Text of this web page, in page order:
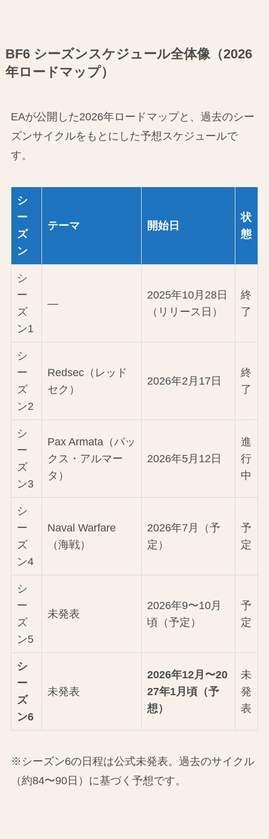
BF6 シーズンスケジュール全体像（2026
年ロードマップ）
EAが公開した2026年ロードマップと、過去のシー
ズンサイクルをもとにした予想スケジュールで
す。
シ
ー
ズ
ン
テーマ 開始日
状
態
シ
ー
ズ
ン1
—
2025年10月28日
（リリース日）
終
了
シ
ー
ズ
ン2
Redsec（レッド
セク）
2026年2月17日
終
了
シ
ー
ズ
ン3
Pax Armata（パッ
クス・アルマー
タ）
2026年5月12日
進
行
中
シ
ー
ズ
ン4
Naval Warfare
（海戦）
2026年7月（予
定）
予
定
シ
ー
ズ
ン5
未発表
2026年9〜10月
頃（予定）
予
定
シ
ー
ズ
ン6
未発表
2026年12月〜20
27年1月頃（予
想）
未
発
表
※シーズン6の日程は公式未発表。過去のサイクル
（約84〜90日）に基づく予想です。